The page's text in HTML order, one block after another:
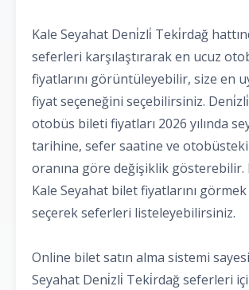
Kale Seyahat Deni̇zli̇ Teki̇rdağ
seferleri karşılaştırarak en ucuz
fiyatlarını görüntüleyebilir, size en
fiyat seçeneğini seçebilirsiniz.
otobüs bileti fiyatları 2026 yılında
tarihine, sefer saatine ve
oranına göre değişiklik gösterebilir.
Kale Seyahat bilet fiyatlarını
seçerek seferleri listeleyebilirsiniz.
Online bilet satın alma sistemi
Seyahat Deni̇zli̇ Teki̇rdağ seferleri